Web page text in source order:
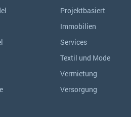
Projektbasiert
Immobilien
Services
Textil und Mode
Vermietung
Versorgung